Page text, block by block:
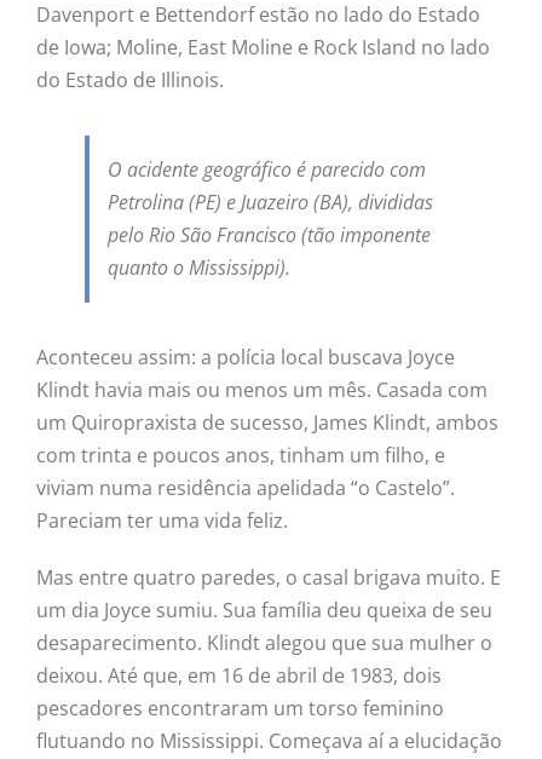
Davenport e Bettendorf estão no lado do Estado
de Iowa; Moline, East Moline e Rock Island no lado
do Estado de Illinois.
O acidente geográfico é parecido com
Petrolina (PE) e Juazeiro (BA), divididas
pelo Rio São Francisco (tão imponente
quanto o Mississippi).
Aconteceu assim: a polícia local buscava Joyce
Klindt havia mais ou menos um mês. Casada com
um Quiropraxista de sucesso, James Klindt, ambos
com trinta e poucos anos, tinham um filho, e
viviam numa residência apelidada “o Castelo”.
Pareciam ter uma vida feliz.
Mas entre quatro paredes, o casal brigava muito. E
um dia Joyce sumiu. Sua família deu queixa de seu
desaparecimento. Klindt alegou que sua mulher o
deixou. Até que, em 16 de abril de 1983, dois
pescadores encontraram um torso feminino
flutuando no Mississippi. Começava aí a elucidação